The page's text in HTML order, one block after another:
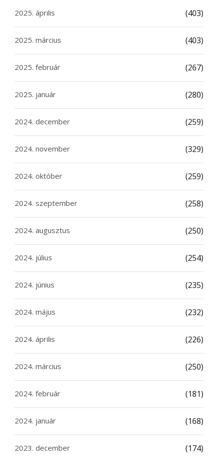
2025. április (403)
2025. március (403)
2025. február (267)
2025. január (280)
2024. december (259)
2024. november (329)
2024. október (259)
2024. szeptember (258)
2024. augusztus (250)
2024. július (254)
2024. június (235)
2024. május (232)
2024. április (226)
2024. március (250)
2024. február (181)
2024. január (168)
2023. december (174)